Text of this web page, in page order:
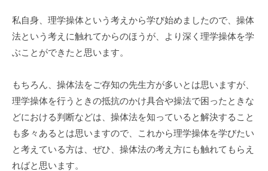
私自身、理学操体という考えから学び始めましたので、操体
法という考えに触れてからのほうが、より深く理学操体を学
ぶことができたと思います。
もちろん、操体法をご存知の先生方が多いとは思いますが、
理学操体を行うときの抵抗のかけ具合や操法で困ったときな
どにおける判断などは、操体法を知っていると解決すること
も多々あるとは思いますので、これから理学操体を学びたい
と考えている方は、ぜひ、操体法の考え方にも触れてもらえ
ればと思います。